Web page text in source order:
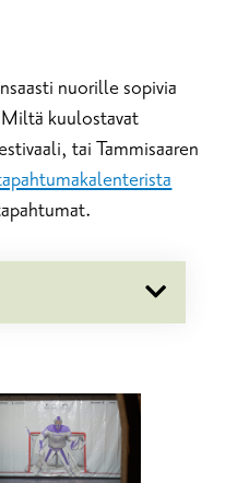
nuorille sopivia
kuulostavat
tai Tammisaaren